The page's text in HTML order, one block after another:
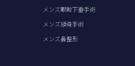
メンズ眼瞼下垂手術
メンズ頬骨手術
メンズ鼻整形